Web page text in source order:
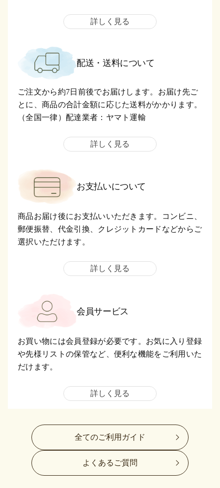
詳しく見る
配送・送料について
ご注文から約7日前後でお届けします。お届け先ご
とに、商品の合計金額に応じた送料がかかります。
（全国一律）配達業者：ヤマト運輸
詳しく見る
お支払いについて
商品お届け後にお支払いいただきます。コンビニ、
郵便振替、代金引換、クレジットカードなどからご
選択いただけます。
詳しく見る
会員サービス
お買い物には会員登録が必要です。お気に入り登録
や先様リストの保管など、便利な機能をご利用いた
だけます。
詳しく見る
全てのご利用ガイド
よくあるご質問